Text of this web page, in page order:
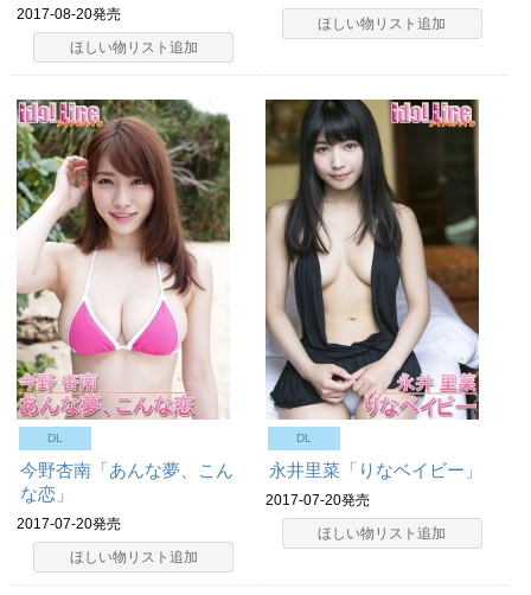
2017-08-20発売
ほしい物リスト追加
ほしい物リスト追加
DL
今野杏南「あんな夢、こん
な恋」
2017-07-20発売
ほしい物リスト追加
DL
永井里菜「りなベイビー」
2017-07-20発売
ほしい物リスト追加